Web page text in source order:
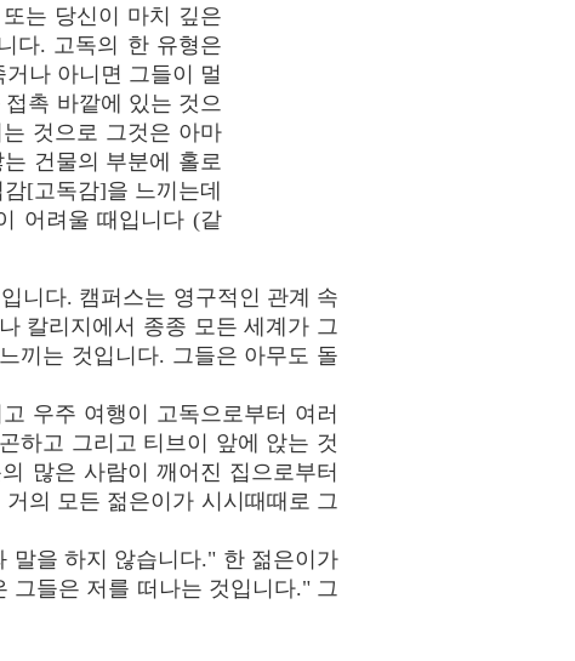
는 당신이 마치 깊은
다. 고독의 한 유형은
나 아니면 그들이 멀
촉 바깥에 있는 것으
것으로 그것은 아마
건물의 부분에 홀로
[고독감]을 느끼는데
어려울 때입니다 (같
니다. 캠퍼스는 영구적인 관계 속
칼리지에서 종종 모든 세계가 그
끼는 것입니다. 그들은 아무도 돌
우주 여행이 고독으로부터 여러
하고 그리고 티브이 앞에 앉는 것
많은 사람이 깨어진 집으로부터
의 모든 젊은이가 시시때때로 그
말을 하지 않습니다." 한 젊은이가
그들은 저를 떠나는 것입니다." 그